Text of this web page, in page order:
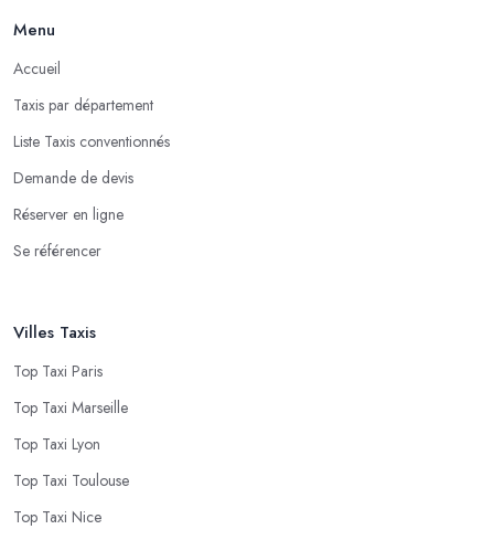
Menu
Accueil
Taxis par département
Liste Taxis conventionnés
Demande de devis
Réserver en ligne
Se référencer
Villes Taxis
Top Taxi Paris
Top Taxi Marseille
Top Taxi Lyon
Top Taxi Toulouse
Top Taxi Nice